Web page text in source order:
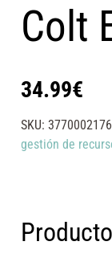
Colt
34.99€
SKU:
gestión de